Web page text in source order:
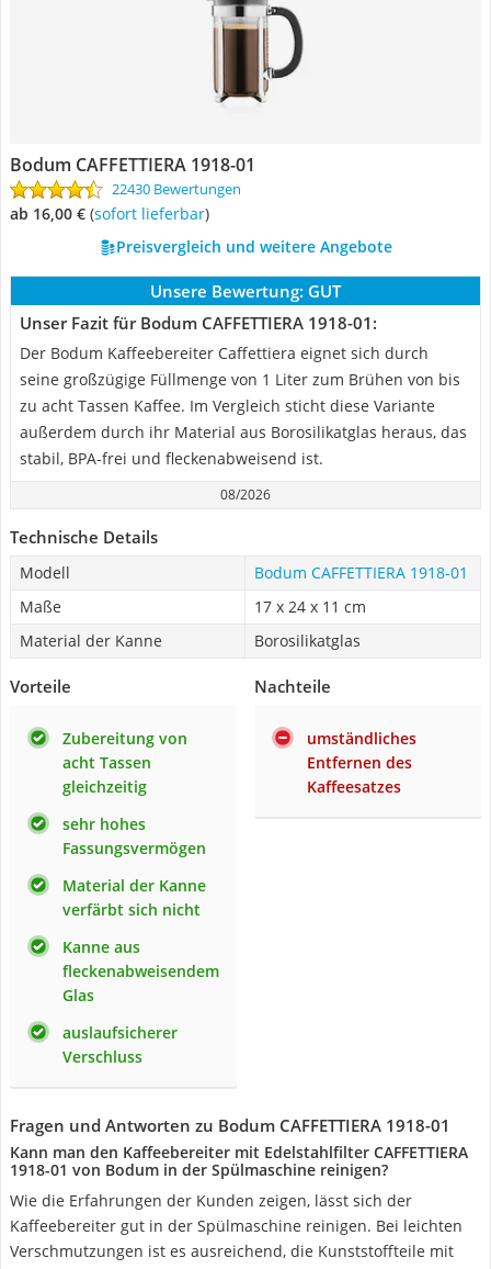
Bodum CAFFETTIERA 1918-01
22430 Bewertungen
ab 16,00 € ( Sofort lieferbar)
Preisvergleich und weitere Angebote
Unsere Bewertung: GUT
Unser Fazit für Bodum CAFFETTIERA 1918-01:
Der Bodum Kaffeebereiter Caffettiera eignet sich durch
seine großzügige Füllmenge von 1 Liter zum Brühen von bis
zu acht Tassen Kaffee. Im Vergleich sticht diese Variante
außerdem durch ihr Material aus Borosilikatglas heraus, das
stabil, BPA-frei und fleckenabweisend ist.
08/2026
Technische Details
Modell
Bodum CAFFETTIERA 1918-01
Maße
17 x 24 x 11 cm
Material der Kanne
Borosilikatglas
Vorteile
Zubereitung von
acht Tassen
gleichzeitig
sehr hohes
Fassungsvermögen
Material der Kanne
verfärbt sich nicht
Kanne aus
fleckenabweisendem
Glas
auslaufsicherer
Verschluss
Nachteile
umständliches
Entfernen des
Kaffeesatzes
Fragen und Antworten zu Bodum CAFFETTIERA 1918-01
Kann man den Kaffeebereiter mit Edelstahlfilter CAFFETTIERA
1918-01 von Bodum in der Spülmaschine reinigen?
Wie die Erfahrungen der Kunden zeigen, lässt sich der
Kaffeebereiter gut in der Spülmaschine reinigen. Bei leichten
Verschmutzungen ist es ausreichend, die Kunststoffteile mit